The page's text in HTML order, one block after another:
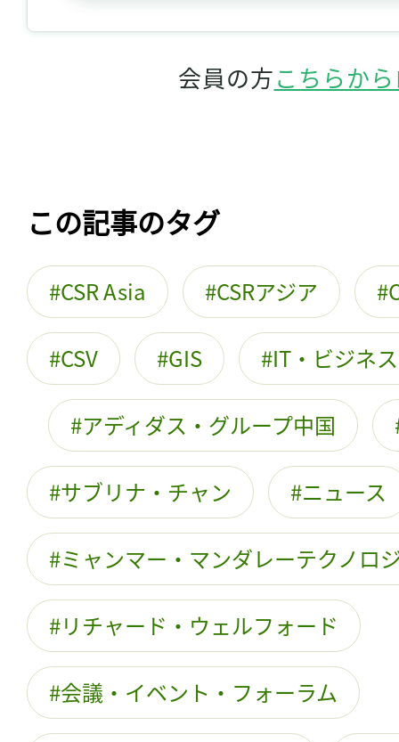
会員の方こちらか
この記事のタグ
CSR Asia CSRアジア
CSV GIS IT・ビジネ
アディダス・グループ中国
サブリナ・チャン ニュース
ミャンマー・マンダレーテクノロ
リチャード・ウェルフォード
会議・イベント・フォーラム